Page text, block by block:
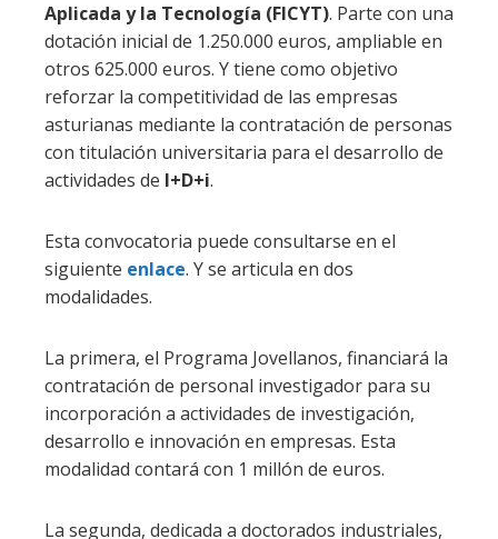
Aplicada y la Tecnología (FICYT). Parte con una
dotación inicial de 1.250.000 euros, ampliable en
otros 625.000 euros. Y tiene como objetivo
reforzar la competitividad de las empresas
asturianas mediante la contratación de personas
con titulación universitaria para el desarrollo de
actividades de I+D+i.
Esta convocatoria puede consultarse en el
siguiente enlace. Y se articula en dos
modalidades.
La primera, el Programa Jovellanos, financiará la
contratación de personal investigador para su
incorporación a actividades de investigación,
desarrollo e innovación en empresas. Esta
modalidad contará con 1 millón de euros.
La segunda, dedicada a doctorados industriales,